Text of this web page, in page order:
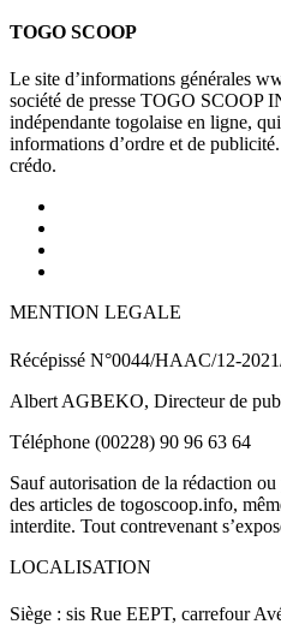
TOGO SCOOP
Le site d’informations générales
société de presse TOGO SCOOP
indépendante togolaise en ligne,
informations d’ordre et de
crédo.
MENTION LEGALE
Récépissé N°0044/HAAC/12-
Albert AGBEKO, Directeur de
Téléphone (00228) 90 96 63 64
Sauf autorisation de la rédaction
des articles de togoscoop.info,
interdite. Tout contrevenant
LOCALISATION
Siège : sis Rue EEPT, carrefour